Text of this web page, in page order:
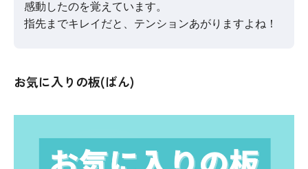
感動したのを覚えています。
指先までキレイだと、テンションあがりますよね！
お気に入りの板(ばん)